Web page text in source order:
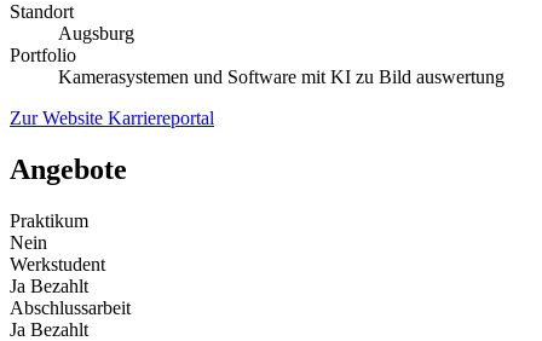
Standort
Augsburg
Portfolio
Kamerasystemen und Software mit KI zu Bild auswertung
Zur Website Karriereportal
Angebote
Praktikum
Nein
Werkstudent
Ja Bezahlt
Abschlussarbeit
Ja Bezahlt